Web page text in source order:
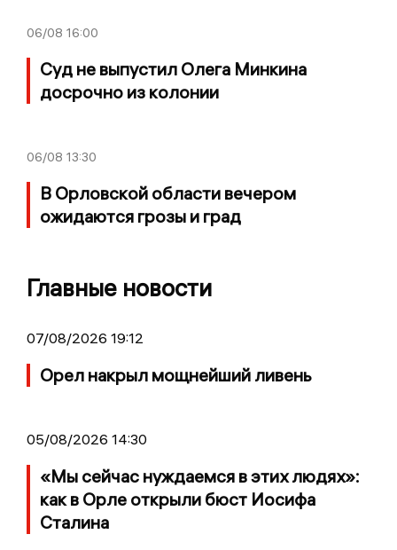
06/08 16:00
Суд не выпустил Олега Минкина
досрочно из колонии
06/08 13:30
В Орловской области вечером
ожидаются грозы и град
Главные новости
07/08/2026 19:12
Орел накрыл мощнейший ливень
05/08/2026 14:30
«Мы сейчас нуждаемся в этих людях»:
как в Орле открыли бюст Иосифа
Сталина